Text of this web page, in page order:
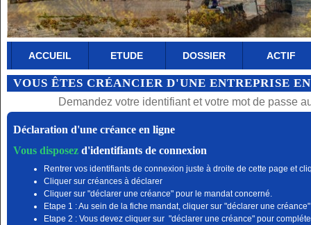
ACCUEIL ETUDE DOSSIER ACTIF
VOUS ÊTES CRÉANCIER D'UNE ENTREPRISE
Demandez votre identifiant et votre mot de passe
Déclaration d'une créance en ligne
Vous disposezd'identifiants de connexion
Rentrer vos identifiants de connexion juste à droite de cette page et
Cliquer sur créances à déclarer
Cliquer sur "déclarer une créance" pour le mandat concerné.
Etape 1 : Au sein de la fiche mandat, cliquer sur "déclarer une créance"
Etape 2 : Vous devez cliquer sur "déclarer une créance" pour